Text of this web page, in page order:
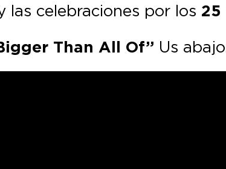
las celebraciones por los 25
Than All Of” Us